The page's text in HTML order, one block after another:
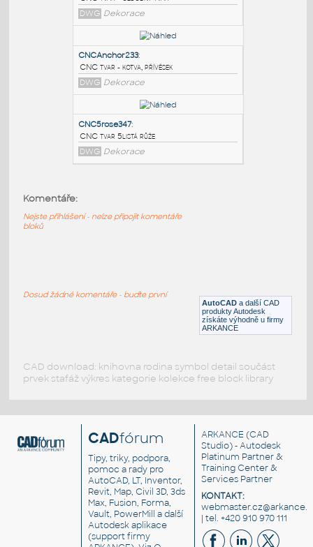
CNCRosette1:
CNC tvar - rozeta
DWG Dekorace
CNCDesign205:
CNC tvar - ozdobný tvar
DWG Dekorace
DWG Dekorace
Dekorace AutoCAD a další CAD
produkty Autodesk
získáte výhodně u firmy
ARKANCE
Komentáře:
Nejste přihlášeni - nelze připojit komentáře
bloků
Dosud žádné komentáře - buďte první
CAD download: knihovna rodina symbol detail součást
prvek stafáž výkres kategorie kolekce free block library
CADfórum
Tipy, triky, podpora,
pomoc a rady pro
AutoCAD, LT, Inventor,
Revit, Map, Civil 3D, 3ds
Max, Fusion, Forma,
Vault, PowerMill a další
Autodesk aplikace
(support firmy
ARKANCE (CAD
Studio) - Autodesk
Platinum Partner &
Training Center &
Services Partner
KONTAKT:
| tel. +420 910 970 111